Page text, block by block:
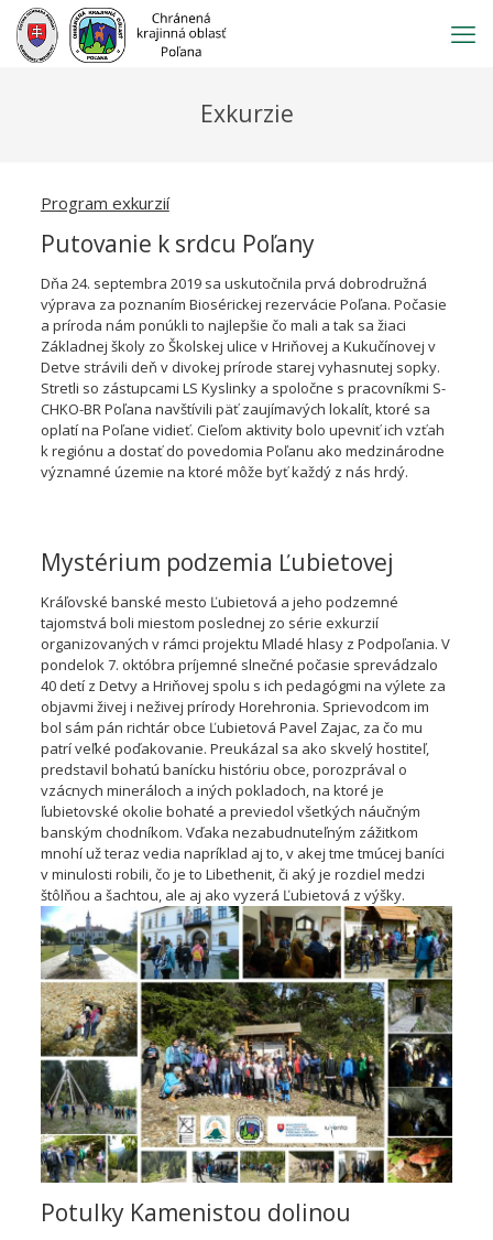
Prejsť
obsah
Exkurzie
Program exkurzií
Putovanie k srdcu Poľany
Dňa 24. septembra 2019 sa uskutočnila prvá dobrodružná
výprava za poznaním Biosérickej rezervácie Poľana. Počasie
a príroda nám ponúkli to najlepšie čo mali a tak sa žiaci
Základnej školy zo Školskej ulice v Hriňovej a Kukučínovej v
Detve strávili deň v divokej prírode starej vyhasnutej sopky.
Stretli so zástupcami LS Kyslinky a spoločne s pracovníkmi S-
CHKO-BR Poľana navštívili päť zaujímavých lokalít, ktoré sa
oplatí na Poľane vidieť. Cieľom aktivity bolo upevniť ich vzťah
k regiónu a dostať do povedomia Poľanu ako medzinárodne
významné územie na ktoré môže byť každý z nás hrdý.
Mystérium podzemia Ľubietovej
Kráľovské banské mesto Ľubietová a jeho podzemné
tajomstvá boli miestom poslednej zo série exkurzií
organizovaných v rámci projektu Mladé hlasy z Podpoľania. V
pondelok 7. októbra príjemné slnečné počasie sprevádzalo
40 detí z Detvy a Hriňovej spolu s ich pedagógmi na výlete za
objavmi živej i neživej prírody Horehronia. Sprievodcom im
bol sám pán richtár obce Ľubietová Pavel Zajac, za čo mu
patrí veľké poďakovanie. Preukázal sa ako skvelý hostiteľ,
predstavil bohatú banícku históriu obce, porozprával o
vzácnych mineráloch a iných pokladoch, na ktoré je
ľubietovské okolie bohaté a previedol všetkých náučným
banským chodníkom. Vďaka nezabudnuteľným zážitkom
mnohí už teraz vedia napríklad aj to, v akej tme tmúcej baníci
v minulosti robili, čo je to Libethenit, či aký je rozdiel medzi
štôlňou a šachtou, ale aj ako vyzerá Ľubietová z výšky.
Potulky Kamenistou dolinou